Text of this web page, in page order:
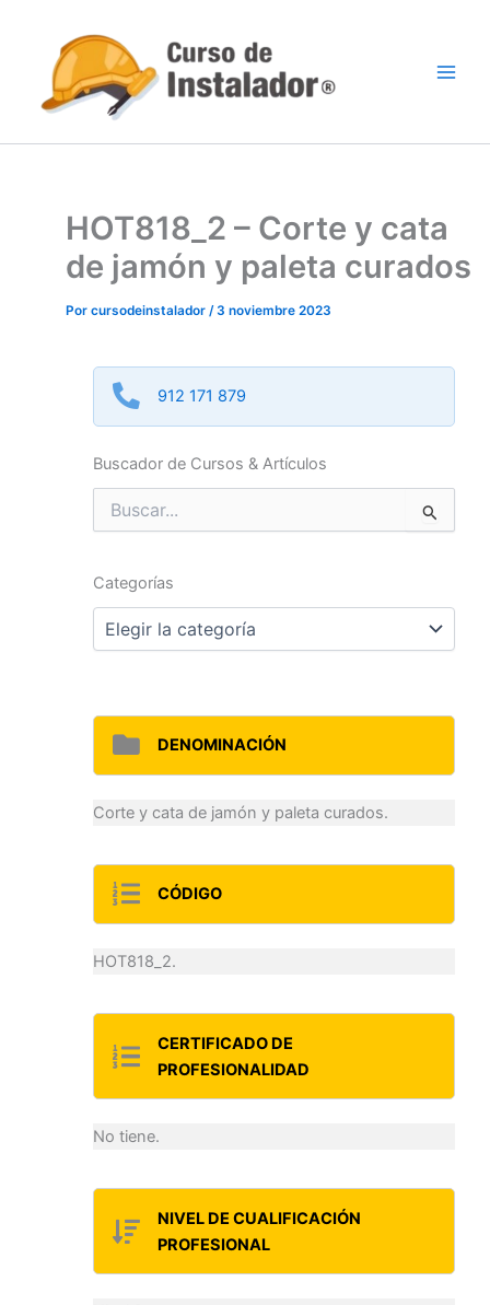
contenido
HOT818_2 – Corte y cata
de jamón y paleta curados
Por cursodeinstalador /3 noviembre 2023
912 171 879
Buscador de Cursos & Artículos
Buscar
por:
Categorías
Categorías
DENOMINACIÓN
Corte y cata de jamón y paleta curados.
CÓDIGO
HOT818_2.
CERTIFICADO DE
PROFESIONALIDAD
No tiene.
NIVEL DE CUALIFICACIÓN
PROFESIONAL